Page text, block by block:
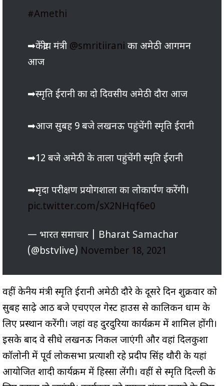
#Amethi
➡केंद्रीय मंत्री @smritiirani का अमेठी आगमन
आज
➡स्मृति ईरानी का दो दिवसीय अमेठी दौरा आज
➡आज सुबह 9 बजे लखनऊ पहुंचेंगी स्मृति ईरानी
➡12 बजे अमेठी के ताला पहुंचेंगी स्मृति ईरानी
➡मृदा परीक्षण प्रयोगशाला का लोकार्पण करेंगी।
pic.twitter.com/sX2NHqf6e0
— भारत समाचार | Bharat Samachar
(@bstvlive) November 18, 2021
वहीं केन्द्रीय मंत्री स्मृति ईरानी अमेठी दौरे के दूसरे दिन शुक्रवार को
सुबह साढ़े आठ बजे एचएएल गेस्ट हाउस से कालिकन धाम के
लिए प्रस्थान करेंगी। जहां वह दुरदुरिया कार्यक्रम में शामिल होंगी।
इसके बाद वे सीधे लखनऊ निकल जाएंगी और वहां दिलकुशा
कॉलोनी में पूर्व लोकसभा प्रत्याशी रहे प्रदीप सिंह थौरी के यहां
आयोजित शादी कार्यक्रम में हिस्सा लेंगी। वहीं से स्मृति दिल्ली के